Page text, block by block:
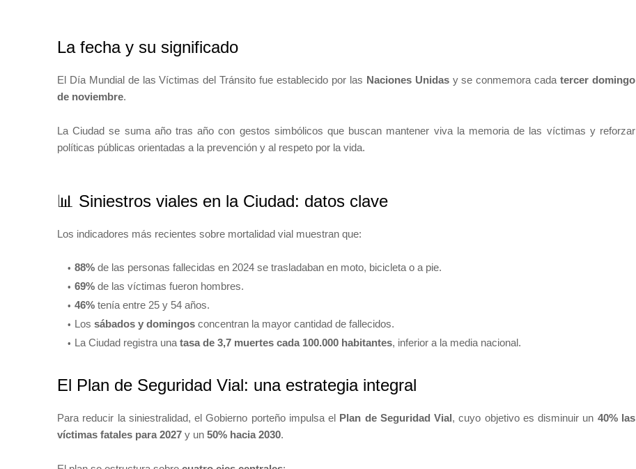
La fecha y su significado
El Día Mundial de las Víctimas del Tránsito fue establecido por las Naciones Unidasy se conmemora cadatercer domingo
de noviembre.
La Ciudad se suma año tras año con gestos simbólicos que buscan mantener viva la memoria de las víctimas y reforzar
políticas públicas orientadas a la prevención y al respeto por la vida.
📊 Siniestros viales en la Ciudad: datos clave
Los indicadores más recientes sobre mortalidad vial muestran que:
88% de las personas fallecidas en 2024 se trasladaban en moto, bicicleta o a pie.
69% de las víctimas fueron hombres.
46% tenía entre 25 y 54 años.
Los sábados y domingos concentran la mayor cantidad de fallecidos.
La Ciudad registra una tasa de 3,7 muertes cada 100.000 habitantes, inferior a la media nacional.
El Plan de Seguridad Vial: una estrategia integral
Para reducir la siniestralidad, el Gobierno porteño impulsa el Plan de Seguridad Vial, cuyo objetivo es disminuir un 40% las
víctimas fatales para 2027 y un 50% hacia 2030.